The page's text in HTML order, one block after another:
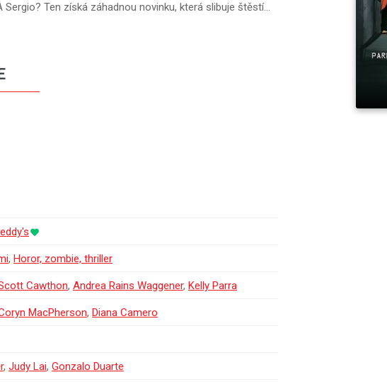
Ten získá záhadnou novinku, která slibuje štěstí…
, Horor, zombie, thriller
Cawthon, Andrea Rains Waggener, Kelly Parra
MacPherson, Diana Camero
, Judy Lai, Gonzalo Duarte